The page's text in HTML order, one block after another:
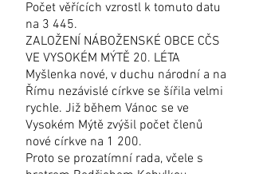
Počet věřících vzrostl k tomuto datu
na 3 445.
ZALOŽENÍ NÁBOŽENSKÉ OBCE CČS
VE VYSOKÉM MÝTĚ 20. LÉTA
Myšlenka nové, v duchu národní a na
Římu nezávislé církve se šířila velmi
rychle. Již během Vánoc se ve
Vysokém Mýtě zvýšil počet členů
nové církve na 1 200.
Proto se prozatímní rada, včele s